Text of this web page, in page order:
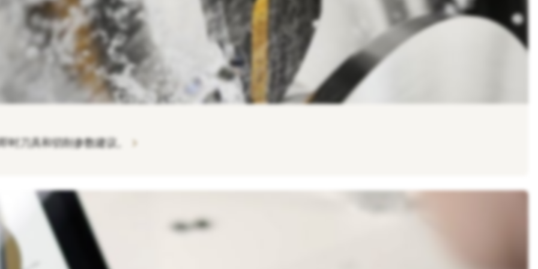
刀具和切削参数建议。 chevron_right